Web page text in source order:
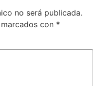
no será publicada.
con *